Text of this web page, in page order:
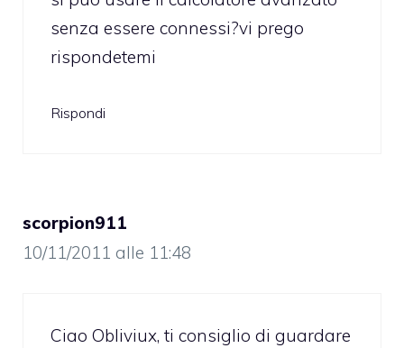
senza essere connessi?vi prego
rispondetemi
Rispondi
scorpion911
10/11/2011 alle 11:48
Ciao Obliviux, ti consiglio di guardare